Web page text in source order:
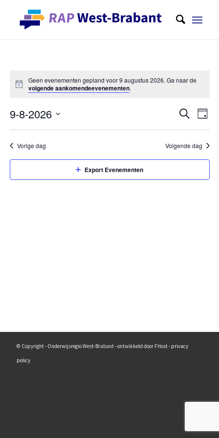
Geen evenementen gepland voor 9 augustus 2026. Ga naar de
volgende aankomendeevenementen.
Zoeken
en
Zoeken
Dag
9-8-2026
Selecteer
eenVorige dag Volgende dag
Export Evenementen
© Copyright - Onderwijsregio West-Brabant - ontwikkeld door FHost - privacy
policy